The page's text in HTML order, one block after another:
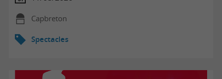
Capbreton
Spectacles